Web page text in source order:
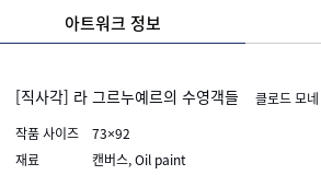
아트워크 정보
[직사각] 라 그르누예르의 수영객들
클로드 모네
작품 사이즈
73×92
재료
캔버스, Oil paint